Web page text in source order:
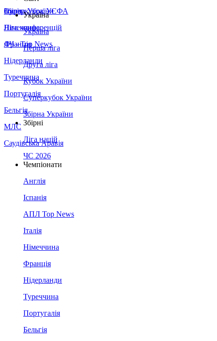
Збірна України
Італія
Німеччина
Франція
Нідерланди
Туреччина
Португалія
Бельгія
МЛС
Саудівська Аравія
Суперкубок УЄФА
Ліга конференцій
ЛЧ - Top News
Україна
Україна
Перша ліга
Друга ліга
Кубок України
Суперкубок України
Збірна України
Збірні
Ліга націй
ЧС 2026
Чемпіонати
Англія
Іспанія
АПЛ Top News
Італія
Німеччина
Франція
Нідерланди
Туреччина
Португалія
Бельгія